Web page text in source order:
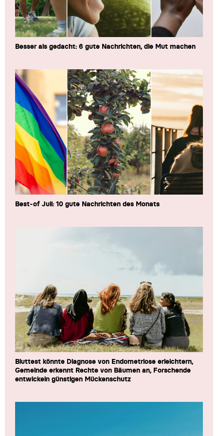
Besser als gedacht: 6 gute Nachrichten, die Mut machen
Best-of Juli: 10 gute Nachrichten des Monats
Bluttest könnte Diagnose von Endometriose erleichtern,
Gemeinde erkennt Rechte von Bäumen an, Forschende
entwickeln günstigen Mückenschutz